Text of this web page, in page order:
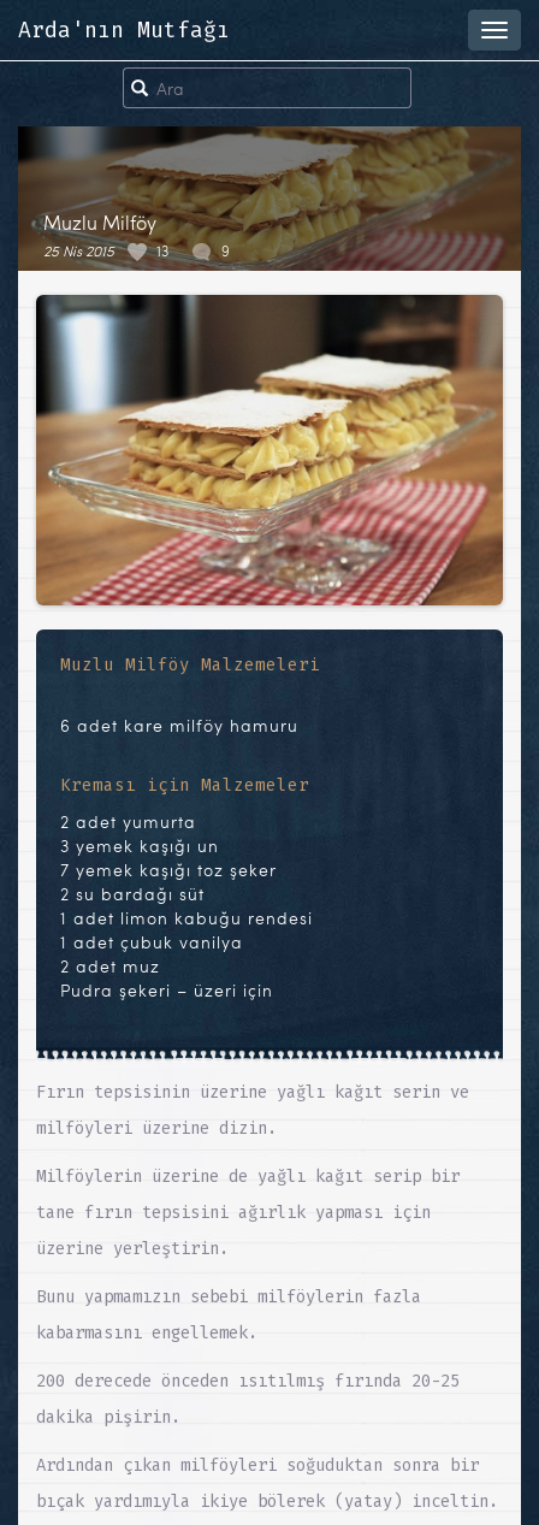
Arda'nın Mutfağı
Muzlu Milföy
25 Nis 2015 13 9
Muzlu Milföy Malzemeleri
6 adet kare milföy hamuru
Kreması için Malzemeler
2 adet yumurta
3 yemek kaşığı un
7 yemek kaşığı toz şeker
2 su bardağı süt
1 adet limon kabuğu rendesi
1 adet çubuk vanilya
2 adet muz
Pudra şekeri – üzeri için
Fırın tepsisinin üzerine yağlı kağıt serin ve
milföyleri üzerine dizin.
Milföylerin üzerine de yağlı kağıt serip bir
tane fırın tepsisini ağırlık yapması için
üzerine yerleştirin.
Bunu yapmamızın sebebi milföylerin fazla
kabarmasını engellemek.
200 derecede önceden ısıtılmış fırında 20-25
dakika pişirin.
Ardından çıkan milföyleri soğuduktan sonra bir
bıçak yardımıyla ikiye bölerek (yatay) inceltin.